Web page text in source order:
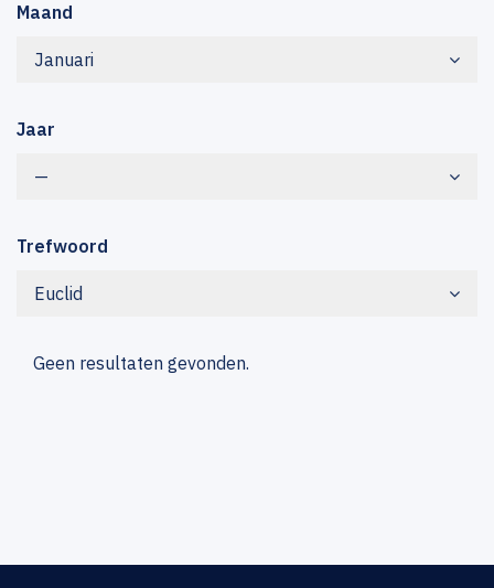
Maand
Januari
Jaar
—
Trefwoord
Euclid
Geen resultaten gevonden.